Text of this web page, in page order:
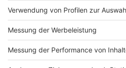
Impressum
Nutzungsbedingungen